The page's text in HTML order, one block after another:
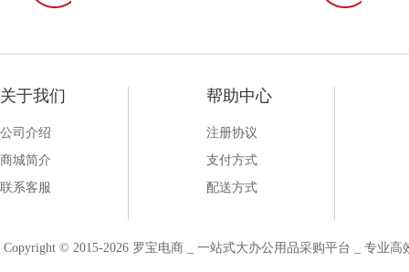
关于我们
公司介绍
商城简介
联系客服
帮助中心
注册协议
支付方式
配送方式
Copyright © 2015-2026 罗宝电商 _ 一站式大办公用品采购平台 _ 专业